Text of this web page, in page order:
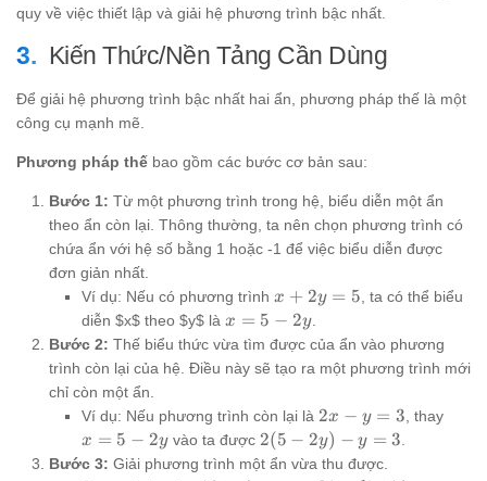
quy về việc thiết lập và giải hệ phương trình bậc nhất.
Kiến Thức/Nền Tảng Cần Dùng
Để giải hệ phương trình bậc nhất hai ẩn, phương pháp thế là một
công cụ mạnh mẽ.
Phương pháp thế bao gồm các bước cơ bản sau:
Bước 1: Từ một phương trình trong hệ, biểu diễn một ẩn
theo ẩn còn lại. Thông thường, ta nên chọn phương trình có
chứa ẩn với hệ số bằng 1 hoặc -1 để việc biểu diễn được
đơn giản nhất.
Ví dụ: Nếu có phương trình x
+
2y
=
5
x + 2y = 5, ta có thể biểu
diễn $x$ theo $y$ là x
=
5
2y
x = 5 − 2y.
Bước 2: Thế biểu thức vừa tìm được của ẩn vào phương
trình còn lại của hệ. Điều này sẽ tạo ra một phương trình mới
chỉ còn một ẩn.
Ví dụ: Nếu phương trình còn lại là 2x
-
y
2x − y = 3, thayx
x = 5 − 2yvào ta được 2(5
-
2(5 − 2y) − y = 3.
Bước 3: Giải phương trình một ẩn vừa thu được.